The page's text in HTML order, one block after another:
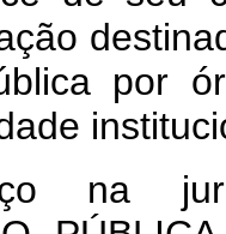
por
na